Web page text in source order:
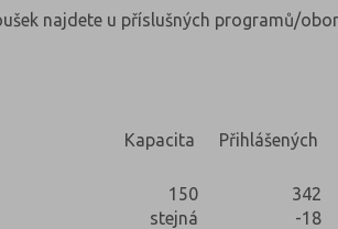
najdete u příslušných programů/
Kapacita Přihlášených
150
stejná
342
-18